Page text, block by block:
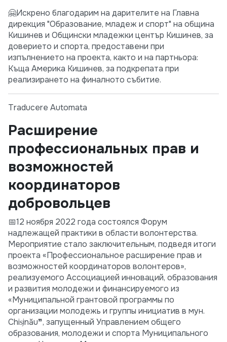
🤗Искрено благодарим на дарителите на Главна
дирекция "Образование, младеж и спорт" на община
Кишинев и Общински младежки център Кишинев, за
доверието и спорта, предоставени при
изпълнението на проекта, както и на партньора:
Къща Америка Кишинев, за подкрепата при
реализирането на финалното събитие.
Traducere Automata
Расширение
профессиональных прав и
возможностей
координаторов
добровольцев
📅12 ноября 2022 года состоялся Форум
надлежащей практики в области волонтерства.
Мероприятие стало заключительным, подведя итоги
проекта «Профессиональное расширение прав и
возможностей координаторов волонтеров»,
реализуемого Ассоциацией инноваций, образования
и развития молодежи и финансируемого из
«Муниципальной грантовой программы по
организации молодежь и группы инициатив в мун.
Chis̗inău❞, запущенный Управлением общего
образования, молодежи и спорта Муниципального